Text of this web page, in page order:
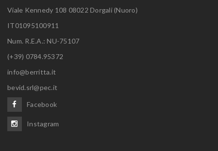
Viale Kennedy 108 08022 Dorgali (Nuoro)
IT01095100911
Num. R.E.A.: NU-75107
(+39) 0784.95372
info@berritta.it
bevid.srl@pec.it
Facebook
Instagram